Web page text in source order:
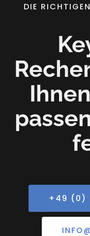
DIE
+49 (0)